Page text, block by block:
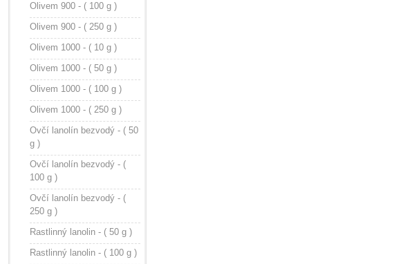
Olivem 900 - ( 100 g )
Olivem 900 - ( 250 g )
Olivem 1000 - ( 10 g )
Olivem 1000 - ( 50 g )
Olivem 1000 - ( 100 g )
Olivem 1000 - ( 250 g )
Ovčí lanolín bezvodý - ( 50
g )
Ovčí lanolín bezvodý - (
100 g )
Ovčí lanolín bezvodý - (
250 g )
Rastlinný lanolin - ( 50 g )
Rastlinný lanolin - ( 100 g )